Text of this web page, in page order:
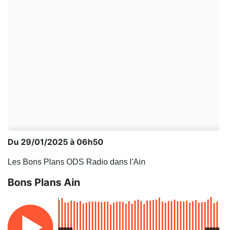
Du 29/01/2025 à 06h50
Les Bons Plans ODS Radio dans l'Ain
Bons Plans Ain